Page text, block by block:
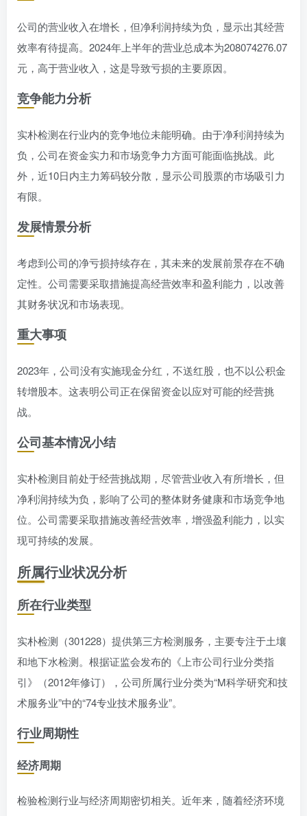
公司的营业收入在增长，但净利润持续为负，显示出其经营
效率有待提高。2024年上半年的营业总成本为208074276.07
元，高于营业收入，这是导致亏损的主要原因。
竞争能力分析
实朴检测在行业内的竞争地位未能明确。由于净利润持续为
负，公司在资金实力和市场竞争力方面可能面临挑战。此
外，近10日内主力筹码较分散，显示公司股票的市场吸引力
有限。
发展情景分析
考虑到公司的净亏损持续存在，其未来的发展前景存在不确
定性。公司需要采取措施提高经营效率和盈利能力，以改善
其财务状况和市场表现。
重大事项
2023年，公司没有实施现金分红，不送红股，也不以公积金
转增股本。这表明公司正在保留资金以应对可能的经营挑
战。
公司基本情况小结
实朴检测目前处于经营挑战期，尽管营业收入有所增长，但
净利润持续为负，影响了公司的整体财务健康和市场竞争地
位。公司需要采取措施改善经营效率，增强盈利能力，以实
现可持续的发展。
所属行业状况分析
所在行业类型
实朴检测（301228）提供第三方检测服务，主要专注于土壤
和地下水检测。根据证监会发布的《上市公司行业分类指
引》（2012年修订），公司所属行业分类为“M科学研究和技
术服务业”中的“74专业技术服务业”。
行业周期性
经济周期
检验检测行业与经济周期密切相关。近年来，随着经济环境